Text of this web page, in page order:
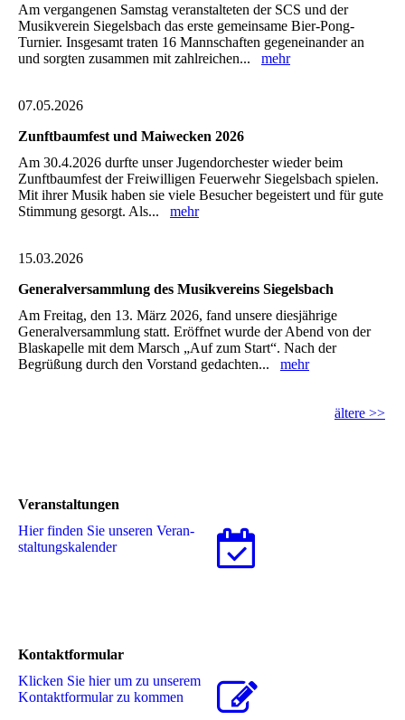
Am vergangenen Samstag veranstalteten der SCS und der
Musikverein Siegelsbach das erste gemeinsame Bier-Pong-
Turnier. Insgesamt traten 16 Mannschaften gegeneinander an
und sorgten zusammen mit zahlreichen... mehr
07.05.2026
Zunftbaumfest und Maiwecken 2026
Am 30.4.2026 durfte unser Jugendorchester wieder beim
Zunftbaumfest der Freiwilligen Feuerwehr Siegelsbach spielen.
Mit ihrer Musik haben sie viele Besucher begeistert und für gute
Stimmung gesorgt. Als... mehr
15.03.2026
Generalversammlung des Musikvereins Siegelsbach
Am Freitag, den 13. März 2026, fand unsere diesjährige
Generalversammlung statt. Eröffnet wurde der Abend von der
Blaskapelle mit dem Marsch „Auf zum Start“. Nach der
Begrüßung durch den Vorstand gedachten... mehr
ältere >>
Veranstaltungen
Hier finden Sie unseren Ver­an­
stal­tungs­ka­len­der
Kontaktformular
Klicken Sie hier um zu unserem
Kon­takt­for­mu­lar zu kommen